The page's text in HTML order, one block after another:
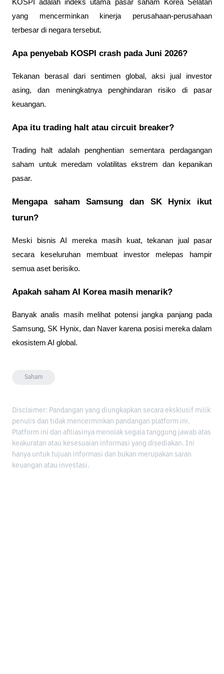
KOSPI adalah indeks utama pasar saham Korea Selatan
yang mencerminkan kinerja perusahaan-perusahaan
terbesar di negara tersebut.
Apa penyebab KOSPI crash pada Juni 2026?
Tekanan berasal dari sentimen global, aksi jual investor
asing, dan meningkatnya penghindaran risiko di pasar
keuangan.
Apa itu trading halt atau circuit breaker?
Trading halt adalah penghentian sementara perdagangan
saham untuk meredam volatilitas ekstrem dan kepanikan
pasar.
Mengapa saham Samsung dan SK Hynix ikut
turun?
Meski bisnis AI mereka masih kuat, tekanan jual pasar
secara keseluruhan membuat investor melepas hampir
semua aset berisiko.
Apakah saham AI Korea masih menarik?
Banyak analis masih melihat potensi jangka panjang pada
Samsung, SK Hynix, dan Naver karena posisi mereka dalam
ekosistem AI global.
Saham
Disclaimer: Pandangan yang diungkapkan secara eksklusif milik
penulis dan tidak mencerminkan pandangan platform ini.
Platform ini dan afiliasinya menolak segala tanggung jawab atas
keakuratan atau kesesuaian informasi yang disediakan. Ini
hanya untuk tujuan informasi dan bukan merupakan saran
keuangan atau investasi.